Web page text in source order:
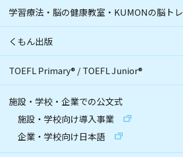
学習療法・脳の健康教室・KUMONの脳トレ
くもん出版
TOEFL Primary® /TOEFL Junior®
施設・学校・企業での公文式
施設・学校向け導入事業
企業・学校向け日本語